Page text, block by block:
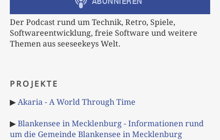
Der Podcast rund um Technik, Retro, Spiele,
Softwareentwicklung, freie Software und weitere
Themen aus seeseekeys Welt.
PROJEKTE
▶Akaria - A World Through Time
▶Blankensee in Mecklenburg - Informationen rund
um die Gemeinde Blankensee in Mecklenburg